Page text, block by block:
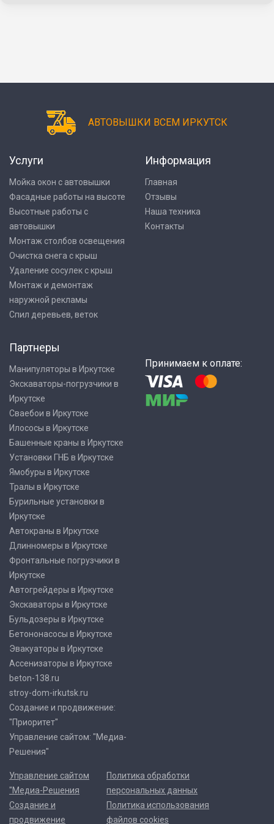
АВТОВЫШКИ ВСЕМ ИРКУТСК
Услуги
Мойка окон с автовышки
Фасадные работы на высоте
Высотные работы с
автовышки
Монтаж столбов освещения
Очистка снега с крыш
Удаление сосулек с крыш
Монтаж и демонтаж
наружной рекламы
Спил деревьев, веток
Информация
Главная
Отзывы
Наша техника
Контакты
Партнеры
Манипуляторы в Иркутске
Экскаваторы-погрузчики в
Иркутске
Сваебои в Иркутске
Илососы в Иркутске
Башенные краны в Иркутске
Установки ГНБ в Иркутске
Ямобуры в Иркутске
Тралы в Иркутске
Бурильные установки в
Иркутске
Автокраны в Иркутске
Длинномеры в Иркутске
Фронтальные погрузчики в
Иркутске
Автогрейдеры в Иркутске
Экскаваторы в Иркутске
Бульдозеры в Иркутске
Бетононасосы в Иркутске
Эвакуаторы в Иркутске
Ассенизаторы в Иркутске
beton-138.ru
stroy-dom-irkutsk.ru
Создание и продвижение:
"Приоритет"
Управление сайтом: "Медиа-
Решения"
Принимаем к оплате:
Управление сайтом
"Медиа-Решения
Создание и
продвижение
Политика обработки
персональных данных
Политика использования
файлов cookies